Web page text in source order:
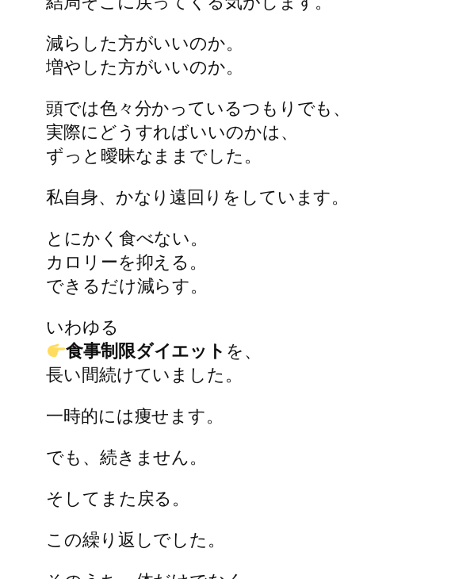
減らした方がいいのか。
増やした方がいいのか。
頭では色々分かっているつもりでも、
実際にどうすればいいのかは、
ずっと曖昧なままでした。
私自身、かなり遠回りをしています。
とにかく食べない。
カロリーを抑える。
できるだけ減らす。
いわゆる
食事制限ダイエット を、
長い間続けていました。
一時的には痩せます。
でも、続きません。
そしてまた戻る。
この繰り返しでした。